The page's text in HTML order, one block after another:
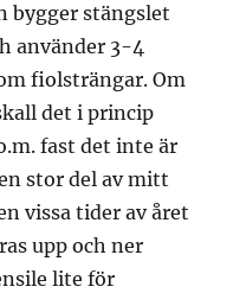
bygger stängslet
använder 3-4
fiolsträngar. Om
det i princip
fast det inte är
stor del av mitt
vissa tider av året
upp och ner
lite för